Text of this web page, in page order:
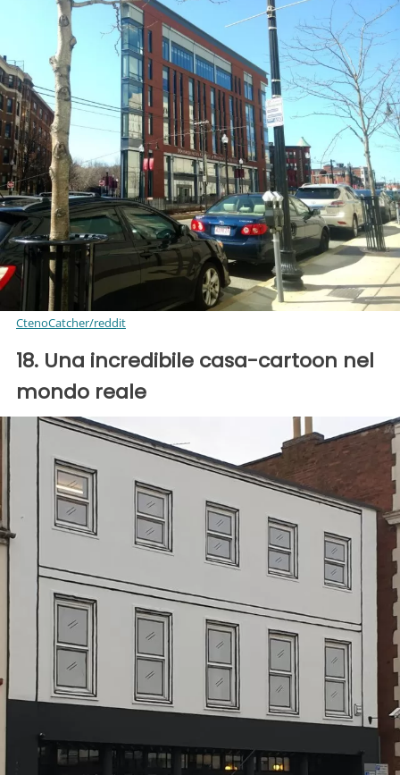
CtenoCatcher/reddit
18. Una incredibile casa-cartoon nel
mondo reale